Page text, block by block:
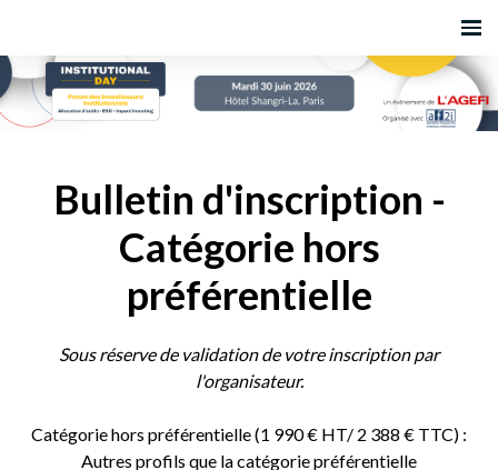
Bulletin d'inscription -
Catégorie hors
préférentielle
Sous réserve de validation de votre inscription par
l'organisateur.
Catégorie hors préférentielle (1 990 € HT/ 2 388 € TTC) :
Autres profils que la catégorie préférentielle